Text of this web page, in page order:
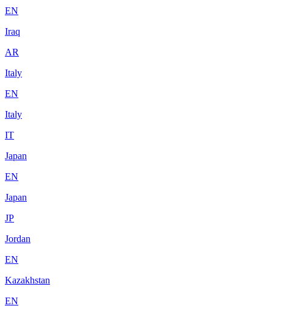
EN
Iraq
AR
Italy
EN
Italy
IT
Japan
EN
Japan
JP
Jordan
EN
Kazakhstan
EN